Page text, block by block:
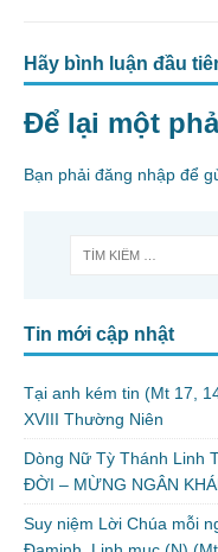
Hãy bình luận đầu
Để lại một
Bạn phải đăng nhập để
Tin mới cập nhật
Tại anh kém tin (Mt 17,
XVIII Thường Niên
Dòng Nữ Tỳ Thánh Linh
ĐỜI – MỪNG NGÂN
Suy niệm Lời Chúa mỗi